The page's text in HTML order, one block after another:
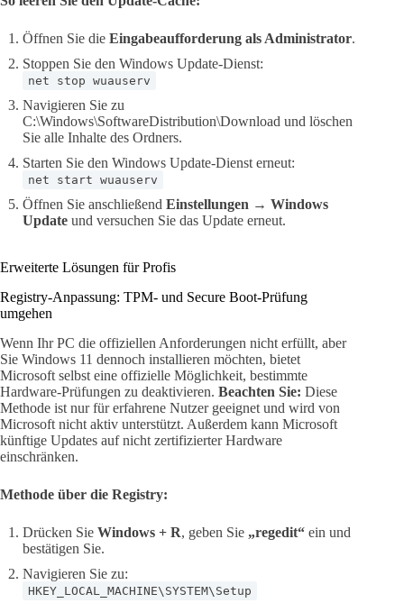
Öffnen Sie die Eingabeaufforderung als Administrator.
Stoppen Sie den Windows Update-Dienst:
net stop wuauserv
Navigieren Sie zu
C:\Windows\SoftwareDistribution\Download und löschen
Sie alle Inhalte des Ordners.
Starten Sie den Windows Update-Dienst erneut:
net start wuauserv
Öffnen Sie anschließend Einstellungen → Windows
Update und versuchen Sie das Update erneut.
Erweiterte Lösungen für Profis
Registry-Anpassung: TPM- und Secure Boot-Prüfung
umgehen
Wenn Ihr PC die offiziellen Anforderungen nicht erfüllt, aber
Sie Windows 11 dennoch installieren möchten, bietet
Microsoft selbst eine offizielle Möglichkeit, bestimmte
Hardware-Prüfungen zu deaktivieren. Beachten Sie: Diese
Methode ist nur für erfahrene Nutzer geeignet und wird von
Microsoft nicht aktiv unterstützt. Außerdem kann Microsoft
künftige Updates auf nicht zertifizierter Hardware
einschränken.
Methode über die Registry:
Drücken Sie Windows + R, geben Sie „regedit“ ein und
bestätigen Sie.
Navigieren Sie zu:
HKEY_LOCAL_MACHINE\SYSTEM\Setup